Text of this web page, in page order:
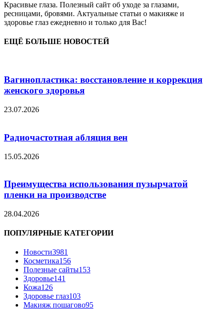
Красивые глаза. Полезный сайт об уходе за глазами,
ресницами, бровями. Актуальные статьи о макияже и
здоровье глаз ежедневно и только для Вас!
ЕЩЁ БОЛЬШЕ НОВОСТЕЙ
Вагинопластика: восстановление и коррекция
женского здоровья
23.07.2026
Радиочастотная абляция вен
15.05.2026
Преимущества использования пузырчатой
пленки на производстве
28.04.2026
ПОПУЛЯРНЫЕ КАТЕГОРИИ
Новости3981
Косметика156
Полезные сайты153
Здоровье141
Кожа126
Здоровье глаз103
Макияж пошагово95